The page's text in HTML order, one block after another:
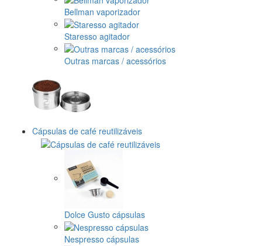
Bellman vaporizador
Staresso agitador
Outras marcas / acessórios
Cápsulas de café reutilizáveis
Dolce Gusto cápsulas
Nespresso cápsulas